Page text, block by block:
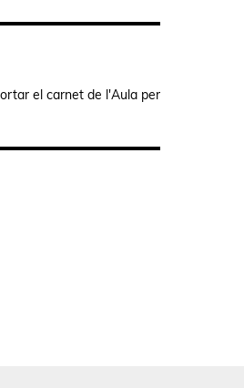
el carnet de l'Aula per